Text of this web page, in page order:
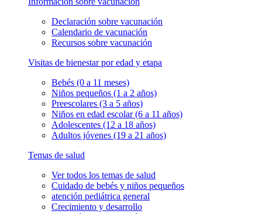
Declaración sobre vacunación
Calendario de vacunación
Recursos sobre vacunación
Visitas de bienestar por edad y etapa
Bebés (0 a 11 meses)
Niños pequeños (1 a 2 años)
Preescolares (3 a 5 años)
Niños en edad escolar (6 a 11 años)
Adolescentes (12 a 18 años)
Adultos jóvenes (19 a 21 años)
Temas de salud
Ver todos los temas de salud
Cuidado de bebés y niños pequeños
atención pediátrica general
Crecimiento y desarrollo